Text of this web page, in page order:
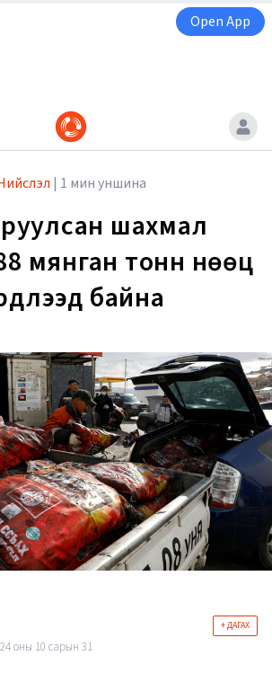
Open App
| 1 мин уншина
шахмал
мянган тонн нөөц
байна
+ ДАГАХ
оны 10 сарын 31